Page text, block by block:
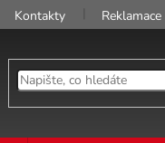
Kontakty